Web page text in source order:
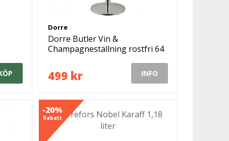
Dorre
Dorre Butler Vin &
Champagneställning rostfri 64
499 kr INFO
-20%
Rabatt